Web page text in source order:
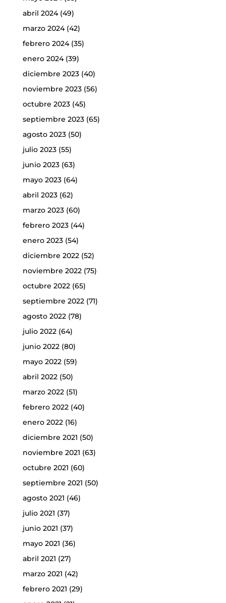
abril 2024(49)
marzo 2024(42)
febrero 2024(35)
enero 2024(39)
diciembre 2023(40)
noviembre 2023(56)
octubre 2023(45)
septiembre 2023(65)
agosto 2023(50)
julio 2023(55)
junio 2023(63)
mayo 2023(64)
abril 2023(62)
marzo 2023(60)
febrero 2023(44)
enero 2023(54)
diciembre 2022(52)
noviembre 2022(75)
octubre 2022(65)
septiembre 2022(71)
agosto 2022(78)
julio 2022(64)
junio 2022(80)
mayo 2022(59)
abril 2022(50)
marzo 2022(51)
febrero 2022(40)
enero 2022(16)
diciembre 2021 (50)
noviembre 2021 (63)
octubre 2021 (60)
septiembre 2021 (50)
agosto 2021 (46)
julio 2021 (37)
junio 2021 (37)
mayo 2021 (36)
abril 2021 (27)
marzo 2021 (42)
febrero 2021 (29)